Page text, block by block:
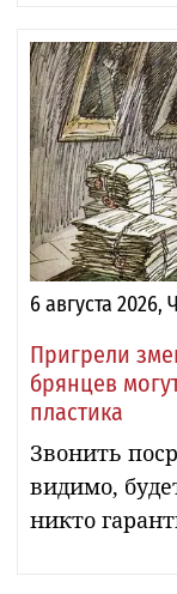
6 августа 2026,
Пригрели
брянцев
пластика
Звонить
видимо,
никто